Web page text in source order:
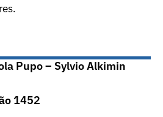
Pupo – Sylvio Alkimin
1452